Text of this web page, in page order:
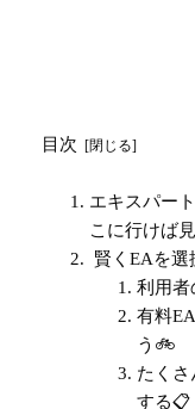
目次
エキスパー
こに行けば
賢くEAを選
利用者
有料
う🚲
たくさ
する📋